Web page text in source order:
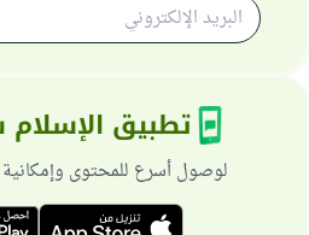
تطبيق
لوصول أسرع للمحتوى